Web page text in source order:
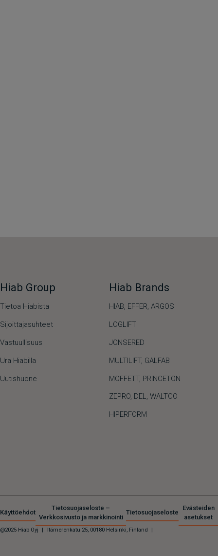
Hiab Group
Tietoa Hiabista
Sijoittajasuhteet
Vastuullisuus
Ura Hiabilla
Uutishuone
Hiab Brands
HIAB, EFFER, ARGOS
LOGLIFT
JONSERED
MULTILIFT, GALFAB
MOFFETT, PRINCETON
ZEPRO, DEL, WALTCO
HIPERFORM
@2025 Hiab Oyj | Itämerenkatu 25, 00180 Helsinki, Finland |
Käyttöehdot
Tietosuojaseloste –
Verkkosivusto ja markkinointi
Tietosuojaseloste
Evästeiden
asetukset